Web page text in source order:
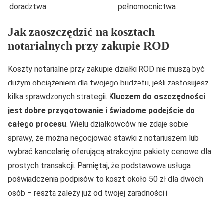
doradztwa
pełnomocnictwa
Jak zaoszczędzić na kosztach
notarialnych przy zakupie ROD
Koszty notarialne przy zakupie działki ROD nie muszą być
dużym obciążeniem dla twojego budżetu, jeśli zastosujesz
kilka sprawdzonych strategii. Kluczem do oszczędności
jest dobre przygotowanie i świadome podejście do
całego procesu. Wielu działkowców nie zdaje sobie
sprawy, że można negocjować stawki z notariuszem lub
wybrać kancelarię oferującą atrakcyjne pakiety cenowe dla
prostych transakcji. Pamiętaj, że podstawowa usługa
poświadczenia podpisów to koszt około 50 zł dla dwóch
osób – reszta zależy już od twojej zaradności i